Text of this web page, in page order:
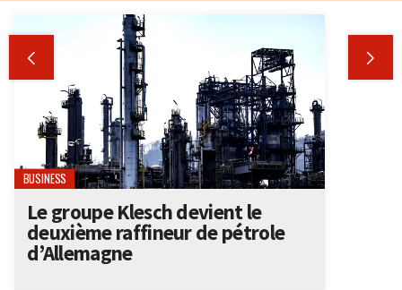
 
BUSINESS
Le groupe Klesch devient le
deuxième raffineur de pétrole
d’Allemagne